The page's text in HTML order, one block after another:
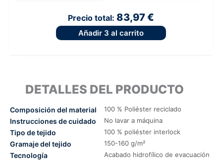
Precio total: 83,97 €
Añadir 3 al carrito
DETALLES DEL PRODUCTO
Composición del material 100 % Poliéster reciclado
Instrucciones de cuidado No lavar a máquina
Tipo de tejido 100 % poliéster interlock
Gramaje del tejido 150-160 g/m²
Tecnología Acabado hidrofílico de evacuación